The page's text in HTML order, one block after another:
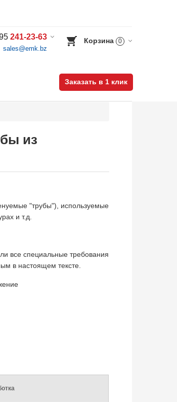
241-23-63
sales@emk.bz
Корзина 0
Заказать в 1 клик
из
"трубы"), используемые
и т.д.
все специальные требования
в настоящем тексте.